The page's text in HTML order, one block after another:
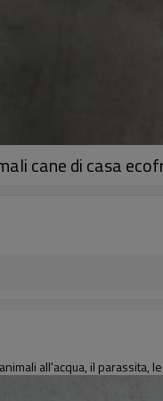
cane di casa
all'acqua, il